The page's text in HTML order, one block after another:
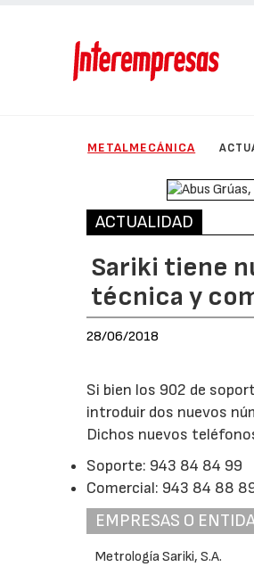
METALMECÁNICA
ACTUALIDAD
Sariki tiene
técnica y
28/06/2018
Si bien los 902 de
introduir dos nuevos
Dichos nuevos
Soporte: 943 84 84 99
Comercial: 943 84 88
EMPRESAS O
Metrología Sariki, S.A.